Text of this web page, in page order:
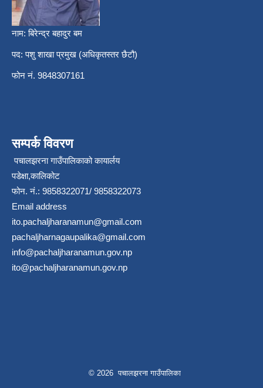
नाम: बिरेन्द्र बहादुर बम
पद: पशु शाखा प्रमुख (अधिकृतस्तर छैटौ)
फोन नं. 9848307161
सम्पर्क विवरण
पचालझरना गाउँपालिकाको कायार्लय
पडेक्षा,कालिकोट
फोन. नं.: 9858322071/ 9858322073
Email address
ito.pachaljharanamun@gmail.com
pachaljharnagaupalika@gmail.com
info@pachaljharanamun.gov.np
ito@pachaljharanamun.gov.np
© 2026 पचालझरना गाउँपालिका